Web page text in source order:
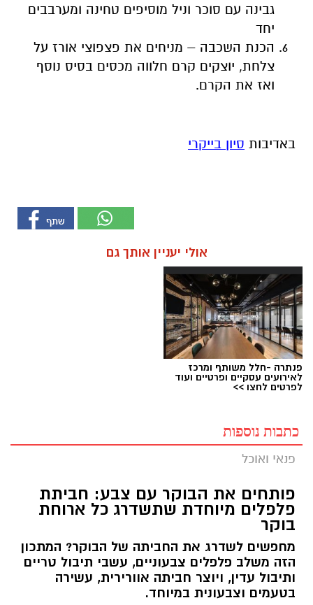
גבינה עם סוכר וניל מוסיפים טחינה ומערבבים
יחד
הכנת השכבה – מניחים את פצפוצי אורז על
צלחת, יוצקים קרם חלווה מכסים בסיס נוסף
ואז את הקרם.
באדיבות סיון בייקרי
אולי יעניין אותך גם
פנתרה -חלל משותף ומרכז
לאירועים עסקיים ופרטיים ועוד
לפרטים לחצו >>
כתבות נוספות
פנאי ואוכל
פותחים את הבוקר עם צבע: חביתת
פלפלים מיוחדת שתשדרג כל ארוחת
בוקר
מחפשים לשדרג את החביתה של הבוקר? המתכון
הזה משלב פלפלים צבעוניים, עשבי תיבול טריים
ותיבול עדין, ויוצר חביתה אוורירית, עשירה
בטעמים וצבעונית במיוחד.